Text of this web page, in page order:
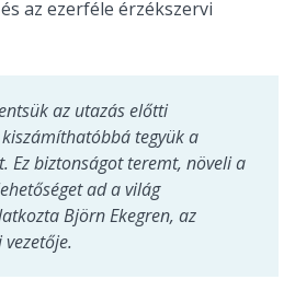
az ezerféle érzékszervi
az utazás előtti
tegyük a
Ez biztonságot teremt, növeli a
ad a világ
Björn Ekegren, az